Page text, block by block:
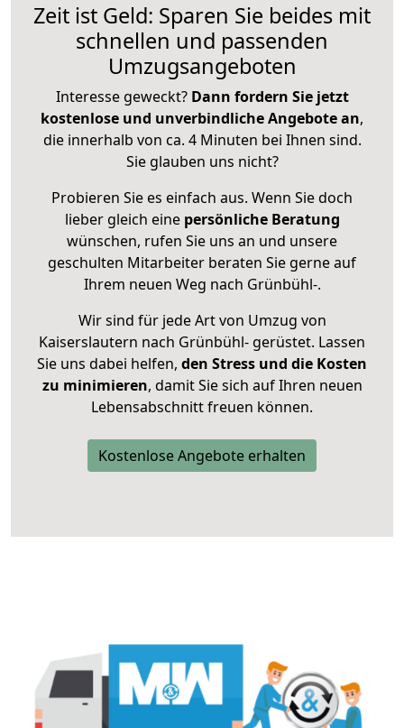
Zeit ist Geld: Sparen Sie beides mit
schnellen und passenden
Umzugsangeboten
Interesse geweckt? Dann fordern Sie jetzt
kostenlose und unverbindliche Angebote an,
die innerhalb von ca. 4 Minuten bei Ihnen sind.
Sie glauben uns nicht?
Probieren Sie es einfach aus. Wenn Sie doch
lieber gleich eine persönliche Beratung
wünschen, rufen Sie uns an und unsere
geschulten Mitarbeiter beraten Sie gerne auf
Ihrem neuen Weg nach Grünbühl-.
Wir sind für jede Art von Umzug von
Kaiserslautern nach Grünbühl- gerüstet. Lassen
Sie uns dabei helfen, den Stress und die Kosten
zu minimieren, damit Sie sich auf Ihren neuen
Lebensabschnitt freuen können.
Kostenlose Angebote erhalten